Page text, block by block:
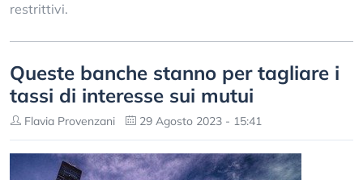
restrittivi.
Queste banche stanno per tagliare i
tassi di interesse sui mutui
Flavia Provenzani 29 Agosto 2023 - 15:41